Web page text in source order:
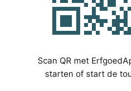
Scan QR met
starten of start de